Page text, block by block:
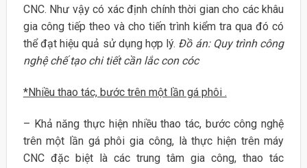
CNC. Như vậy có xác định chính thời gian cho các khâu
gia công tiếp theo và cho tiến trình kiểm tra qua đó có
thể đạt hiệu quả sử dụng hợp lý. Đồ án: Quy trình công
nghệ chế tạo chi tiết cần lắc con cóc
*Nhiều thao tác, bước trên một lần gá phôi .
– Khả năng thực hiện nhiều thao tác, bước công nghệ
trên một lần gá phôi gia công, là thực hiện trên máy
CNC đặc biệt là các trung tâm gia công, thao tác